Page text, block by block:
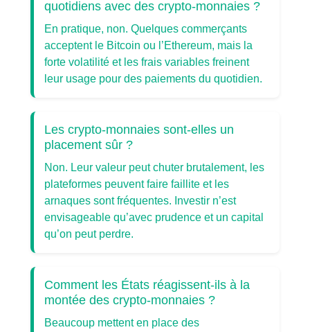
quotidiens avec des crypto-monnaies ?
En pratique, non. Quelques commerçants
acceptent le Bitcoin ou l’Ethereum, mais la
forte volatilité et les frais variables freinent
leur usage pour des paiements du quotidien.
Les crypto-monnaies sont-elles un
placement sûr ?
Non. Leur valeur peut chuter brutalement, les
plateformes peuvent faire faillite et les
arnaques sont fréquentes. Investir n’est
envisageable qu’avec prudence et un capital
qu’on peut perdre.
Comment les États réagissent-ils à la
montée des crypto-monnaies ?
Beaucoup mettent en place des